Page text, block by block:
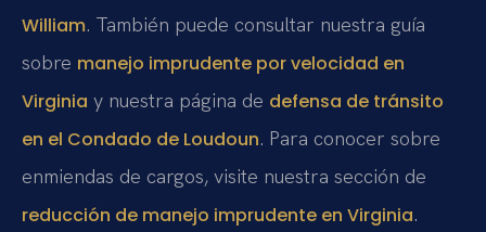
William. También puede consultar nuestra guía
sobre manejo imprudente por velocidad en
Virginia y nuestra página de defensa de tránsito
en el Condado de Loudoun. Para conocer sobre
enmiendas de cargos, visite nuestra sección de
reducción de manejo imprudente en Virginia.